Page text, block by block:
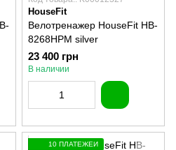
HouseFit
Велотренажер HouseFit HB-
8268HPM silver
23 400 грн
В наличии
10 ПЛАТЕЖЕЙ